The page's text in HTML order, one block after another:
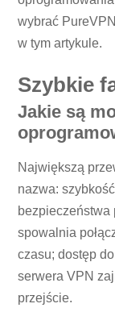
wybrać
w tym artykule.
Szybkie
Jakie są
Największą
nazwa:
bezpieczeństwa
spowalnia
czasu; dostęp
serwera VPN
przejście.